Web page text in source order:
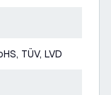
TÜV, LVD